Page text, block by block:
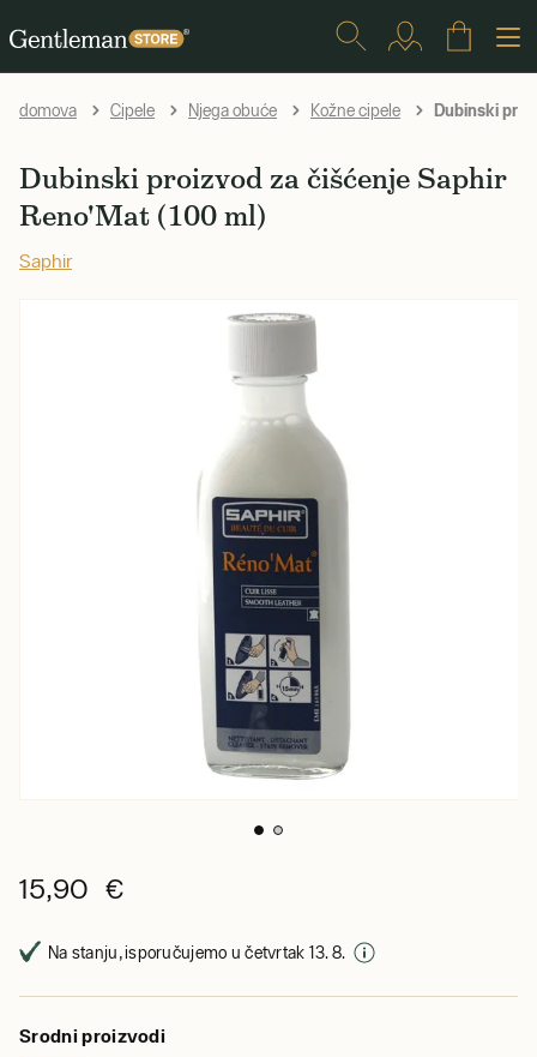
domova Cipele Njega obuće Kožne cipele Dubinski
Dubinski proizvod za čišćenje Saphir
Reno'Mat (100 ml)
Saphir
15,90 €
Na stanju, isporučujemo u četvrtak 13. 8.
Srodni proizvodi